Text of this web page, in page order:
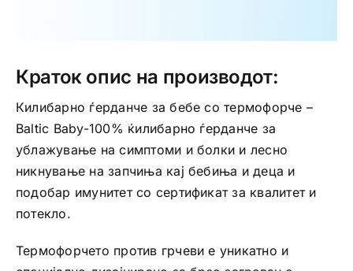
Краток опис на производот:
Килибарно ѓерданче за бебе со термофорче –
Baltic Baby-100% ќилибарно ѓерданче за
ублажување на симптоми и болки и лесно
никнување на запчиња кај бебиња и деца и
подобар имунитет со сертификат за квалитет и
потекло.
Термофорчето против грчеви е уникатно и